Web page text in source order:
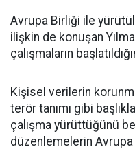
Avrupa Birliği ile
ilişkin de konuşan
çalışmaların
Kişisel verilerin
terör tanımı gibi
çalışma yürüttüğünü
düzenlemelerin